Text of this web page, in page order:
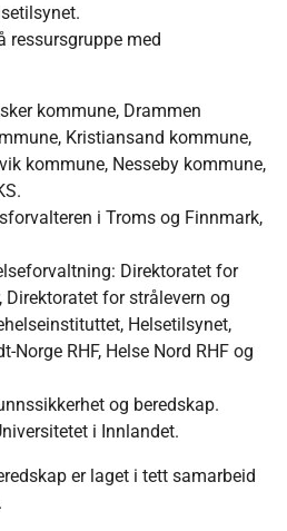
ressursgruppe med
kommune, Drammen
Kristiansand kommune,
kommune, Nesseby kommune,
i Troms og Finnmark,
Direktoratet for
Direktoratet for strålevern og
Helsetilsynet,
Norge RHF, Helse Nord RHF og
og beredskap.
i Innlandet.
er laget i tett samarbeid